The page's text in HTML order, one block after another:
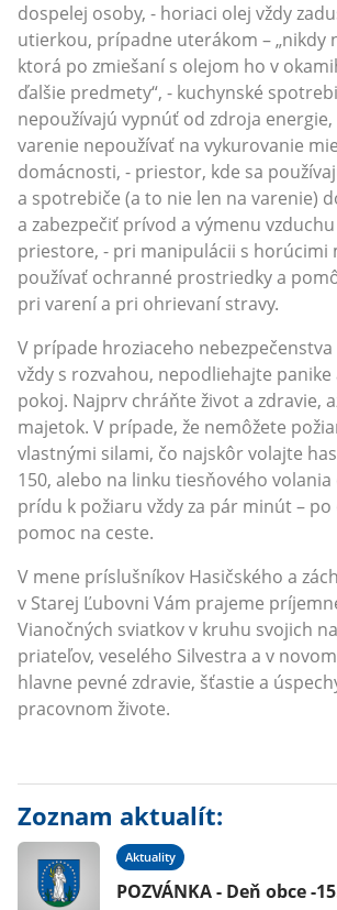
dospelej osoby, - horiaci olej vždy
utierkou, prípadne uterákom – „nikdy
ktorá po zmiešaní s olejom ho v
ďalšie predmety“, - kuchynské
nepoužívajú vypnúť od zdroja
varenie nepoužívať na vykurovanie
domácnosti, - priestor, kde sa
a spotrebiče (a to nie len na varenie)
a zabezpečiť prívod a výmenu
priestore, - pri manipulácii s horúcimi
používať ochranné prostriedky a
pri varení a pri ohrievaní stravy.
V prípade hroziaceho
vždy s rozvahou, nepodliehajte panike
pokoj. Najprv chráňte život a zdravie,
majetok. V prípade, že nemôžete
vlastnými silami, čo najskôr volajte
150, alebo na linku tiesňového volania
prídu k požiaru vždy za pár minút – po
pomoc na ceste.
V mene príslušníkov Hasičského a
v Starej Ľubovni Vám prajeme
Vianočných sviatkov v kruhu svojich
priateľov, veselého Silvestra a v
hlavne pevné zdravie, šťastie a
pracovnom živote.
Zoznam aktualít:
Aktuality
POZVÁNKA - Deň obce -